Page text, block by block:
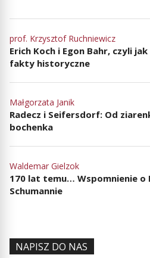
prof. Krzysztof Ruchniewicz
Erich Koch i Egon Bahr, czyli
fakty historyczne
Małgorzata Janik
Radecz i Seifersdorf: Od
bochenka
Waldemar Gielzok
170 lat temu… Wspomnienie o
Schumannie
NAPISZ DO NAS